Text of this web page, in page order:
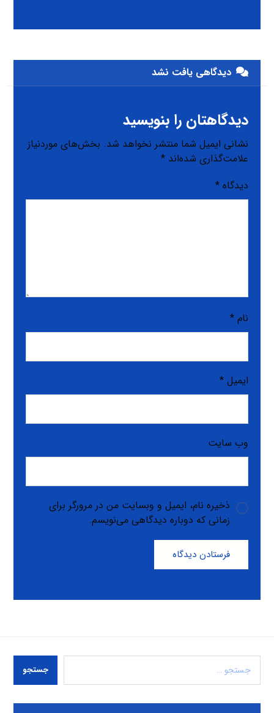
دیدگاهی یافت نشد
دیدگاهتان را بنویسید
نشانی ایمیل شما منتشر نخواهد شد. بخش‌های موردنیاز
علامت‌گذاری شده‌اند*
دیدگاه*
نام*
ایمیل*
وب‌ سایت
ذخیره نام، ایمیل و وبسایت من در مرورگر برای
زمانی که دوباره دیدگاهی می‌نویسم.
فرستادن دیدگاه
جستجو